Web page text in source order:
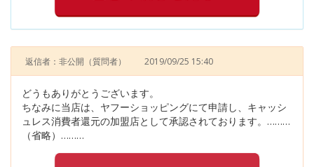
返信者：非公開 （質問者） 2019/09/25 15:40
どうもありがとうございます。
ちなみに当店は、ヤフーショッピングにて申請し、キャッシ
ュレス消費者還元の加盟店として承認されております。………
（省略）………